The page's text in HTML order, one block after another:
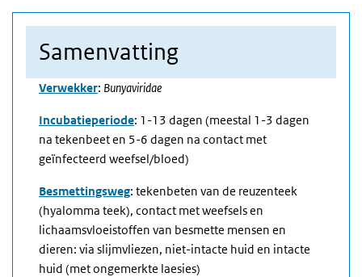
Samenvatting
Verwekker: Bunyaviridae
Incubatieperiode: 1-13 dagen (meestal 1-3 dagen
na tekenbeet en 5-6 dagen na contact met
geïnfecteerd weefsel/bloed)
Besmettingsweg: tekenbeten van de reuzenteek
(hyalomma teek), contact met weefsels en
lichaamsvloeistoffen van besmette mensen en
dieren: via slijmvliezen, niet-intacte huid en intacte
huid (met ongemerkte laesies)